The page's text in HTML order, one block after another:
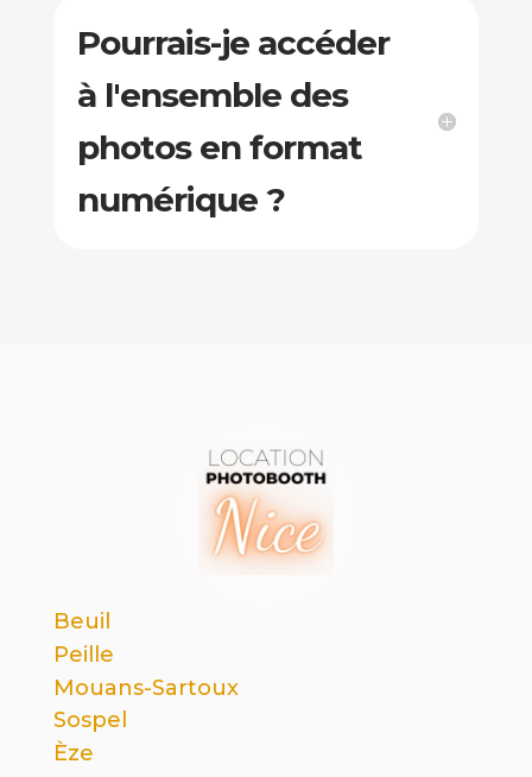
Pourrais-je accéder
à l'ensemble des
photos en format
numérique ?
Beuil
Peille
Mouans-Sartoux
Sospel
Èze